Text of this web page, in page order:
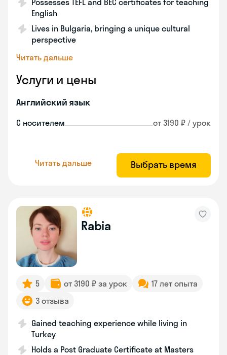
Possesses TEFL and BEC certificates for teaching
English
Lives in Bulgaria, bringing a unique cultural
perspective
Читать дальше
Услуги и цены
Английский язык
С носителем от 3190 ₽ / урок
Читать дальше Выбрать время
Rabia
5 от 3190 ₽ за урок
17 лет опыта
3 отзыва
Gained teaching experience while living in
Turkey
Holds a Post Graduate Certificate at Masters